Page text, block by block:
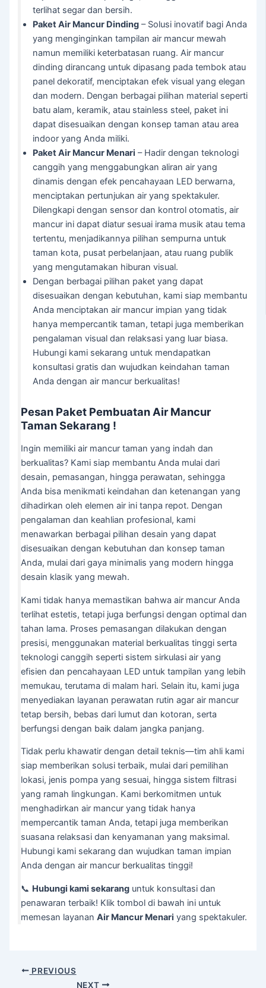
terlihat segar dan bersih.
Paket Air Mancur Dinding – Solusi inovatif bagi Anda
yang menginginkan tampilan air mancur mewah
namun memiliki keterbatasan ruang. Air mancur
dinding dirancang untuk dipasang pada tembok atau
panel dekoratif, menciptakan efek visual yang elegan
dan modern. Dengan berbagai pilihan material seperti
batu alam, keramik, atau stainless steel, paket ini
dapat disesuaikan dengan konsep taman atau area
indoor yang Anda miliki.
Paket Air Mancur Menari – Hadir dengan teknologi
canggih yang menggabungkan aliran air yang
dinamis dengan efek pencahayaan LED berwarna,
menciptakan pertunjukan air yang spektakuler.
Dilengkapi dengan sensor dan kontrol otomatis, air
mancur ini dapat diatur sesuai irama musik atau tema
tertentu, menjadikannya pilihan sempurna untuk
taman kota, pusat perbelanjaan, atau ruang publik
yang mengutamakan hiburan visual.
Dengan berbagai pilihan paket yang dapat
disesuaikan dengan kebutuhan, kami siap membantu
Anda menciptakan air mancur impian yang tidak
hanya mempercantik taman, tetapi juga memberikan
pengalaman visual dan relaksasi yang luar biasa.
Hubungi kami sekarang untuk mendapatkan
konsultasi gratis dan wujudkan keindahan taman
Anda dengan air mancur berkualitas!
Pesan Paket Pembuatan Air Mancur
Taman Sekarang !
Ingin memiliki air mancur taman yang indah dan
berkualitas? Kami siap membantu Anda mulai dari
desain, pemasangan, hingga perawatan, sehingga
Anda bisa menikmati keindahan dan ketenangan yang
dihadirkan oleh elemen air ini tanpa repot. Dengan
pengalaman dan keahlian profesional, kami
menawarkan berbagai pilihan desain yang dapat
disesuaikan dengan kebutuhan dan konsep taman
Anda, mulai dari gaya minimalis yang modern hingga
desain klasik yang mewah.
Kami tidak hanya memastikan bahwa air mancur Anda
terlihat estetis, tetapi juga berfungsi dengan optimal dan
tahan lama. Proses pemasangan dilakukan dengan
presisi, menggunakan material berkualitas tinggi serta
teknologi canggih seperti sistem sirkulasi air yang
efisien dan pencahayaan LED untuk tampilan yang lebih
memukau, terutama di malam hari. Selain itu, kami juga
menyediakan layanan perawatan rutin agar air mancur
tetap bersih, bebas dari lumut dan kotoran, serta
berfungsi dengan baik dalam jangka panjang.
Tidak perlu khawatir dengan detail teknis—tim ahli kami
siap memberikan solusi terbaik, mulai dari pemilihan
lokasi, jenis pompa yang sesuai, hingga sistem filtrasi
yang ramah lingkungan. Kami berkomitmen untuk
menghadirkan air mancur yang tidak hanya
mempercantik taman Anda, tetapi juga memberikan
suasana relaksasi dan kenyamanan yang maksimal.
Hubungi kami sekarang dan wujudkan taman impian
Anda dengan air mancur berkualitas tinggi!
📞 Hubungi kami sekarang untuk konsultasi dan
penawaran terbaik! Klik tombol di bawah ini untuk
memesan layananAir Mancur Menari yang spektakuler.
Post PREVIOUS
NEXT